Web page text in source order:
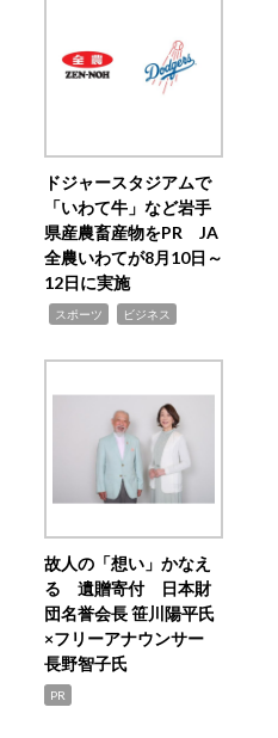
ドジャースタジアムで
「いわて牛」など岩手
県産農畜産物をPR JA
全農いわてが8月10日～
12日に実施
スポーツ ビジネス
故人の「想い」かなえ
る 遺贈寄付 日本財
団名誉会長 笹川陽平氏
×フリーアナウンサー
長野智子氏
PR